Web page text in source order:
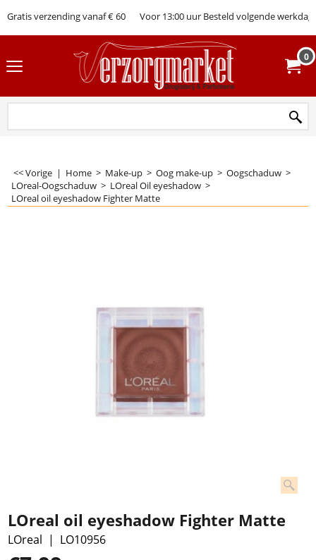
Gratis verzending vanaf € 60 Voor 13:00 uur Besteld volgende werkdag
0
<< Vorige | Home > Make-up > Oog make-up > Oogschaduw >
LOreal-Oogschaduw > LOreal Oil eyeshadow >
LOreal oil eyeshadow Fighter Matte
LOreal oil eyeshadow Fighter Matte
LOreal LO10956